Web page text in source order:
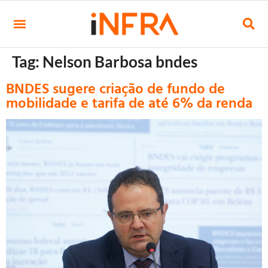
Tag: Nelson Barbosa bndes
BNDES sugere criação de fundo de
mobilidade e tarifa de até 6% da renda